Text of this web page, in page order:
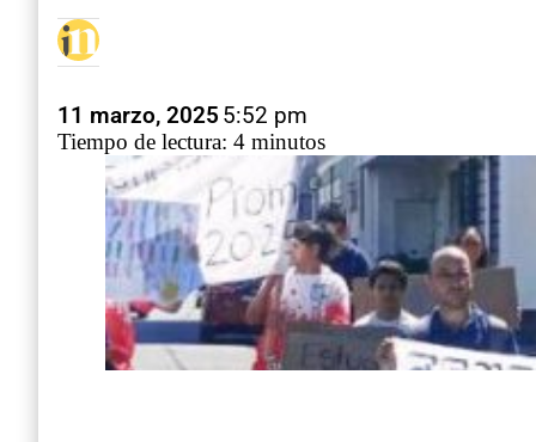
11 marzo, 2025 5:52 pm
Tiempo de lectura: 4 minutos